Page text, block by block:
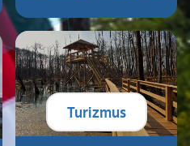
Turizmus
(külső